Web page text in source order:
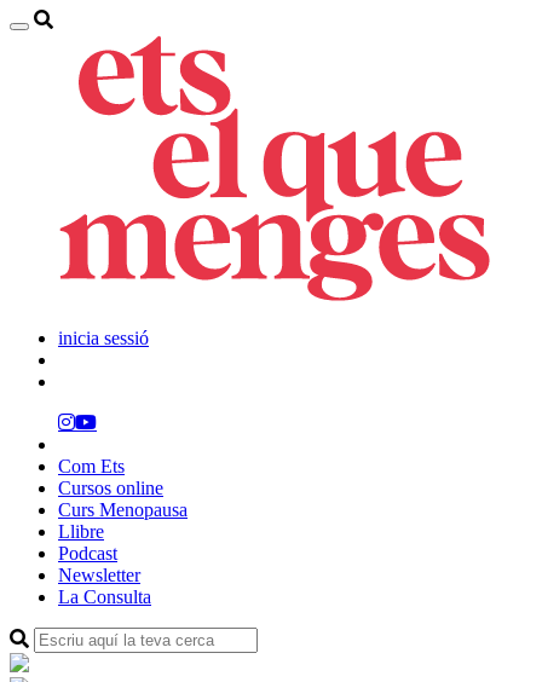
inicia sessió
Com Ets
Cursos online
Curs Menopausa
Llibre
Podcast
Newsletter
La Consulta